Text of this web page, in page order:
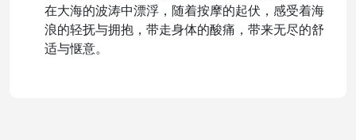
在大海的波涛中漂浮，随着按摩的起伏，感受着海
浪的轻抚与拥抱，带走身体的酸痛，带来无尽的舒
适与惬意。